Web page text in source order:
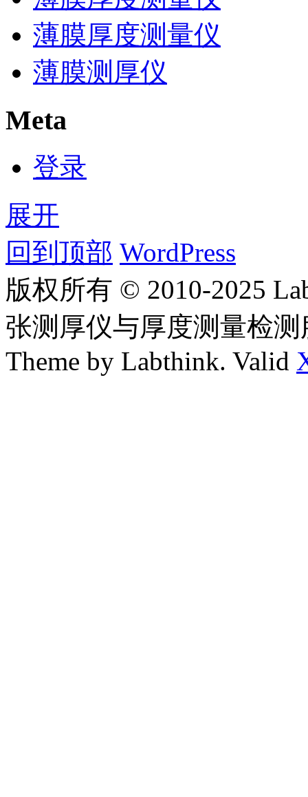
薄膜厚度测量仪
薄膜测厚仪
Meta
登录
展开
回到顶部 WordPress
版权所有 © 2010-2025
张测厚仪与厚度测量检
Theme by Labthink. Valid